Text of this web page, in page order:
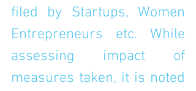
filed by Startups, Women
Entrepreneurs etc. While
assessing impact of
measures taken, it is noted